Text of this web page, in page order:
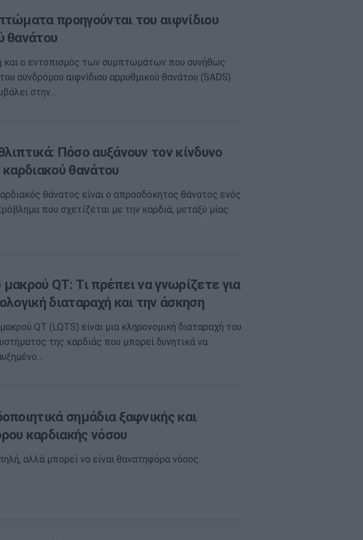
προηγούνται του αιφνίδιου
θανάτου
και ο εντοπισμός των συμπτωμάτων που συνήθως
συνδρόμου αιφνίδιου αρρυθμικού θανάτου (SADS)
στην…
Πόσο αυξάνουν τον κίνδυνο
καρδιακού θανάτου
θάνατος είναι ο απροσδόκητος θάνατος ενός
που σχετίζεται με την καρδιά, μεταξύ μίας
QT: Τι πρέπει να γνωρίζετε για
διαταραχή και την άσκηση
QT (LQTS) είναι μια κληρονομική διαταραχή του
της καρδιάς που μπορεί δυνητικά να
σημάδια ξαφνικής και
καρδιακής νόσου
αλλά μπορεί να είναι θανατηφόρα νόσος.